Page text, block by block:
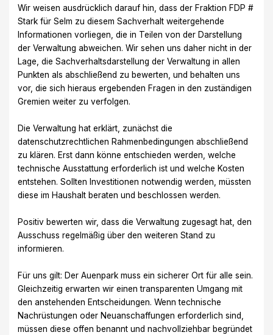
Wir weisen ausdrücklich darauf hin, dass der Fraktion FDP #
Stark für Selm zu diesem Sachverhalt weitergehende
Informationen vorliegen, die in Teilen von der Darstellung
der Verwaltung abweichen. Wir sehen uns daher nicht in der
Lage, die Sachverhaltsdarstellung der Verwaltung in allen
Punkten als abschließend zu bewerten, und behalten uns
vor, die sich hieraus ergebenden Fragen in den zuständigen
Gremien weiter zu verfolgen.
Die Verwaltung hat erklärt, zunächst die
datenschutzrechtlichen Rahmenbedingungen abschließend
zu klären. Erst dann könne entschieden werden, welche
technische Ausstattung erforderlich ist und welche Kosten
entstehen. Sollten Investitionen notwendig werden, müssten
diese im Haushalt beraten und beschlossen werden.
Positiv bewerten wir, dass die Verwaltung zugesagt hat, den
Ausschuss regelmäßig über den weiteren Stand zu
informieren.
Für uns gilt: Der Auenpark muss ein sicherer Ort für alle sein.
Gleichzeitig erwarten wir einen transparenten Umgang mit
den anstehenden Entscheidungen. Wenn technische
Nachrüstungen oder Neuanschaffungen erforderlich sind,
müssen diese offen benannt und nachvollziehbar begründet